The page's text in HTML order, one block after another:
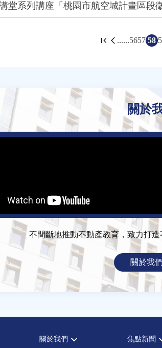
堂系列講座「桃園市航空城計畫區
......5657 58
關於
不間斷地推動不動產教育，致力打
關於我們
關於我們 焦點新聞